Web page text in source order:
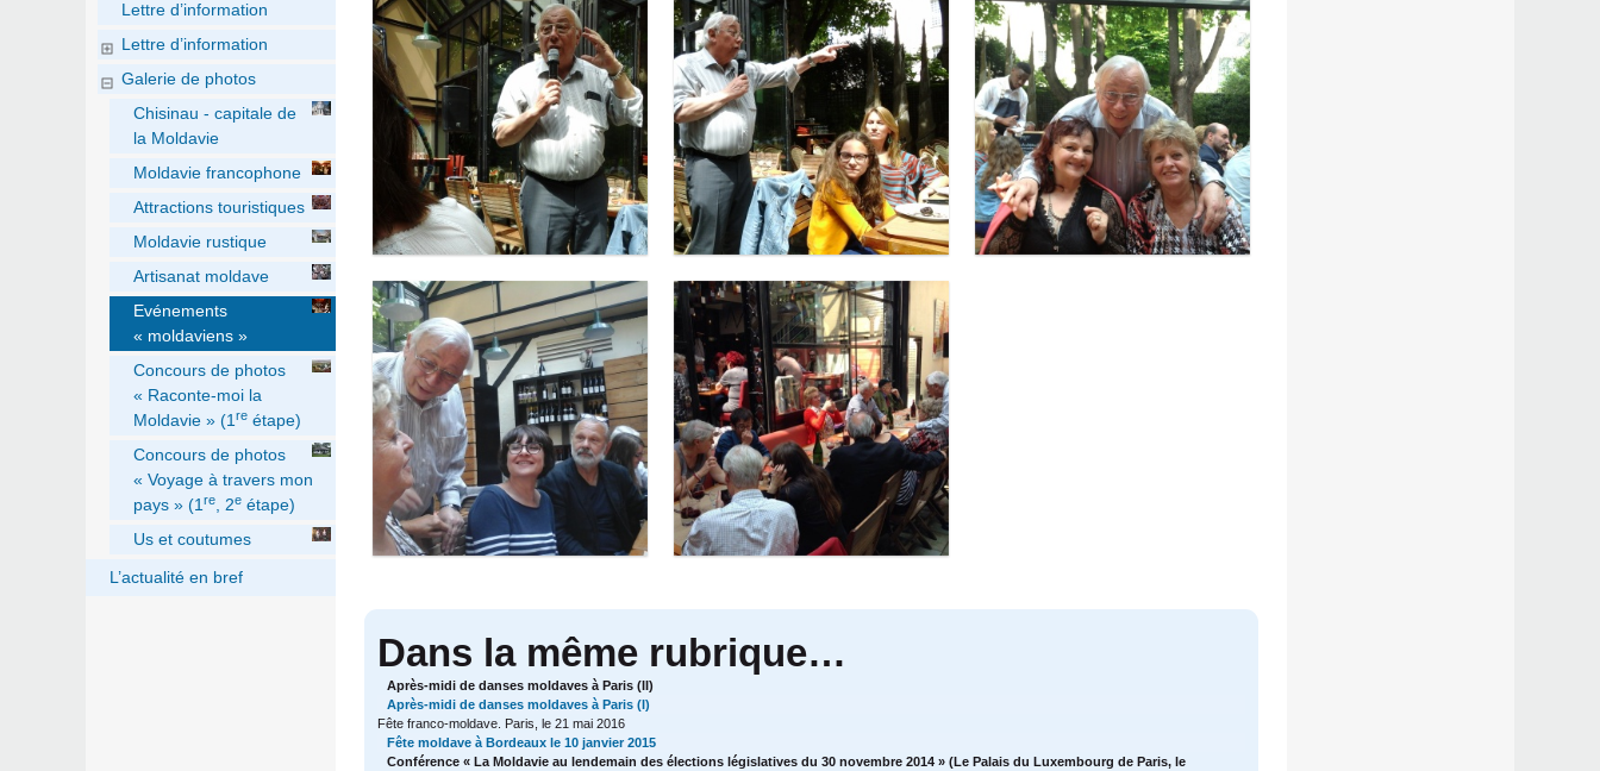
Dans la même rubrique…
Après-midi de danses moldaves à Paris (II)
Après-midi de danses moldaves à Paris (I)
Fête franco-moldave. Paris, le 21 mai 2016
Fête moldave à Bordeaux le 10 janvier 2015
Conférence « La Moldavie au lendemain des élections législatives du 30 novembre 2014 » (Le Palais du Luxembourg de Paris, le
Lettre d’information
Lettre d’information
Galerie de photos
Chisinau - capitale de
la Moldavie
Moldavie francophone
Attractions touristiques
Moldavie rustique
Artisanat moldave
Evénements
« moldaviens »
Concours de photos
« Raconte-moi la
Moldavie » (1re étape)
Concours de photos
« Voyage à travers mon
pays » (1re, 2e étape)
Us et coutumes
L’actualité en bref